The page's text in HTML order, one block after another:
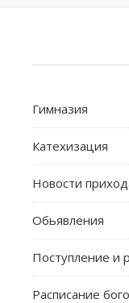
Гимназия
Катехизация
Новости
Обьявления
Поступление и
Расписание